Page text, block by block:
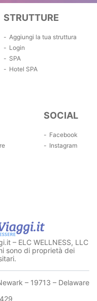
STRUTTURE
Aggiungi la tua struttura
Login
SPA
Hotel SPA
SOCIAL
Facebook
Instagram
– ELC WELLNESS, LLC
sono di proprietà dei
– 19713 – Delaware